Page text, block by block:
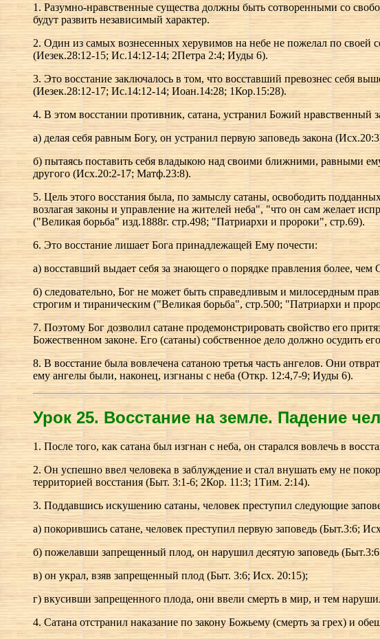
1. Разумно-нравственные существа должны быть сотворенными со
будут развить независимый характер.
2. Один из самых вознесенных херувимов на небе не пожелал по своей
(Иезек.28:12-15; Ис.14:12-14; 2Петра 2:4; Иуды 6).
3. Это восстание заключалось в том, что восставший превознес себя
(Иезек.28:12-17; Ис.14:12-14; Иоан.14:28; 1Кор.15:28).
4. В этом восстании противник, сатана, устранил Божий нравственный
а) делая себя равным Богу, он устранил первую заповедь закона
б) пытаясь поставить себя владыкою над своими ближними, равными
другого (Исх.20:2-17; Матф.23:8).
5. Цель этого восстания была, по замыслу сатаны, освободить
возлагая законы и управление на жителей неба", "что он сам желает
("Великая борьба" изд.1888г. стр.498; "Патриархи и пророки", стр.69).
6. Это восстание лишает Бога принадлежащей Ему почести:
а) восставший выдает себя за знающего о порядке правления более,
б) следовательно, Бог не может быть справедливым и милосердным
строгим и тираническим ("Великая борьба", стр.500; "Патриархи и
7. Поэтому Бог дозволил сатане продемонстрировать свойство его
Божественном законе. Его (сатаны) собственное дело должно осудить
8. В восстание была вовлечена сатаною третья часть ангелов. Они
ему ангелы были, наконец, изгнаны с неба (Откр. 12:4,7-9; Иуды 6).
Урок 25. Восстание на земле. Падение
1. После того, как сатана был изгнан с неба, он старался вовлечь в
2. Он успешно ввел человека в заблуждение и стал внушать ему не
территорией восстания (Быт. 3:1-6; 2Кор. 11:3; 1Тим. 2:14).
3. Поддавшись искушению сатаны, человек преступил следующие
а) покорившись сатане, человек преступил первую заповедь (Быт.3:6;
б) пожелавши запрещенный плод, он нарушил десятую заповедь
в) он украл, взяв запрещенный плод (Быт. 3:6; Исх. 20:15);
г) вкусивши запрещенного плода, они ввели смерть в мир, и тем
4. Сатана отстранил наказание по закону Божьему (смерть за грех) и